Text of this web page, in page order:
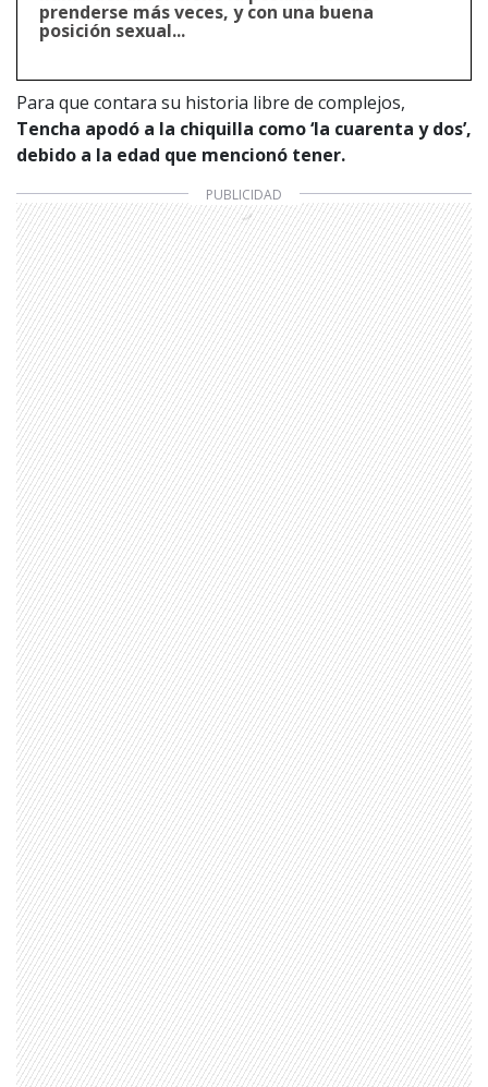
prenderse más veces, y con una buena
posición sexual...
Para que contara su historia libre de complejos,
Tencha apodó a la chiquilla como ‘la cuarenta y dos’,
debido a la edad que mencionó tener.